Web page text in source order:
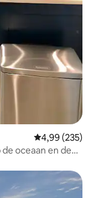
Gemiddelde
4,99 (235)
oceaan en de